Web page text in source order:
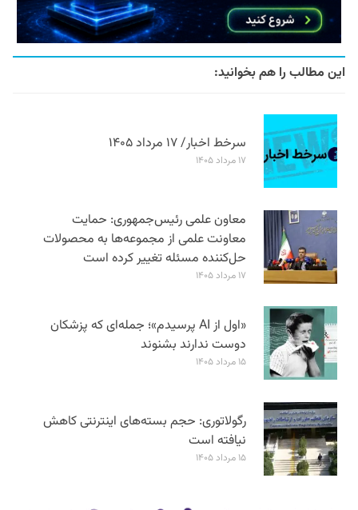
این مطالب را هم بخوانید:
سرخط اخبار/ ۱۷ مرداد ۱۴۰۵
۱۷ مرداد ۱۴۰۵
معاون علمی رئیس‌جمهوری: حمایت
معاونت علمی از مجموعه‌ها به محصولات
حل‌کننده مسئله تغییر کرده است
۱۷ مرداد ۱۴۰۵
«اول از AI پرسیدم»؛ جمله‌ای که پزشکان
دوست ندارند بشنوند
۱۵ مرداد ۱۴۰۵
رگولاتوری: حجم بسته‌های اینترنتی کاهش
نیافته است
۱۵ مرداد ۱۴۰۵